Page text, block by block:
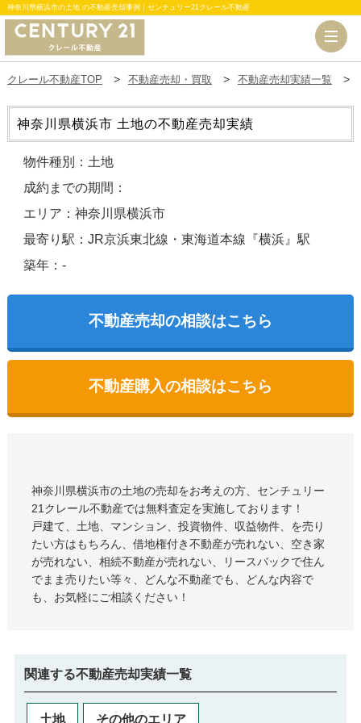
神奈川県横浜市の土地 の不動産売却事例｜センチュリー21クレール不動産
クレール不動産TOP 不動産売却・買取 不動産売却実績一覧
神奈川県横浜市 土地の不動産売却実績
物件種別：土地
成約までの期間：
エリア：神奈川県横浜市
最寄り駅：JR京浜東北線・東海道本線『横浜』駅
築年：-
不動産売却の相談はこちら
不動産購入の相談はこちら
神奈川県横浜市の土地の売却をお考えの方、センチュリー
21クレール不動産では無料査定を実施しております！
戸建て、土地、マンション、投資物件、収益物件、を売り
たい方はもちろん、借地権付き不動産が売れない、空き家
が売れない、相続不動産が売れない、リースバックで住ん
でまま売りたい等々、どんな不動産でも、どんな内容で
も、お気軽にご相談ください！
関連する不動産売却実績一覧
土地 その他のエリア